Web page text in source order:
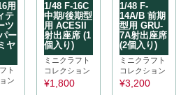
用
テ
ツ
ー
ヤ
ト
ン
1/48 F-16C
中期/後期型
用 ACESII
射出座席 (1
個入り)
ミニクラフト
コレクション
¥1,800
1/48 F-
14A/B 前期
型用 GRU-
7A射出座席
(2個入り)
ミニクラフト
コレクション
¥3,200